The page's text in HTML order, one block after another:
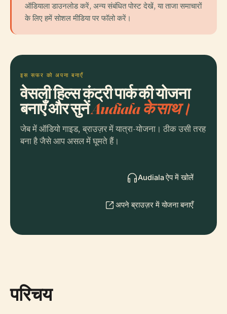
ऑडियाला डाउनलोड करें, अन्य संबंधित पोस्ट देखें, या ताजा समाचारों
के लिए हमें सोशल मीडिया पर फॉलो करें।
इस सफर को अपना बनाएँ
वेसली हिल्स कंट्री पार्क की योजना
बनाएँ और सुनेंAudiala के साथ।
जेब में ऑडियो गाइड, ब्राउज़र में यात्रा-योजना। ठीक उसी तरह
बना है जैसे आप असल में घूमते हैं।
Audiala ऐप में खोलें
अपने ब्राउज़र में योजना बनाएँ
परिचय